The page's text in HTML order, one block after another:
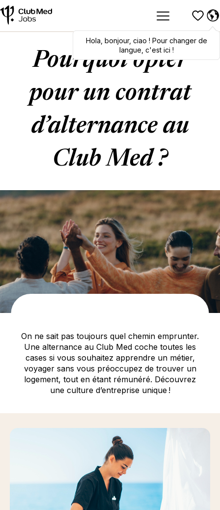
Hola,bonjour,ciao! To switch
languages, click here!
Hola bonjour, ciao ! Pour changer de
langue, c'est ici !
Pourquoi opter
pour un contrat
d’alternance au
Club Med ?
On ne sait pas toujours quel chemin emprunter.
Une alternance au Club Med coche toutes les
cases si vous souhaitez apprendre un métier,
voyager sans vous préoccupez de trouver un
logement, tout en étant rémunéré. Découvrez
une culture d’entreprise unique !